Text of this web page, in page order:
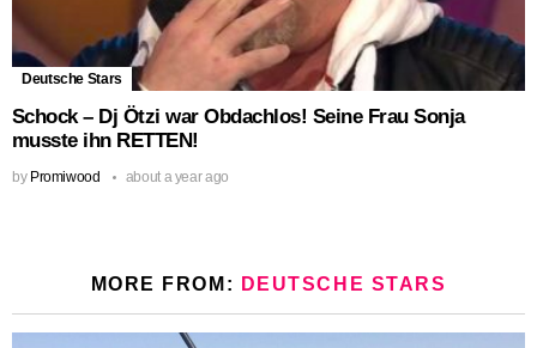
Deutsche Stars
Schock – Dj Ötzi war Obdachlos! Seine Frau Sonja
musste ihn RETTEN!
by Promiwood about a year ago
MORE FROM: DEUTSCHE STARS